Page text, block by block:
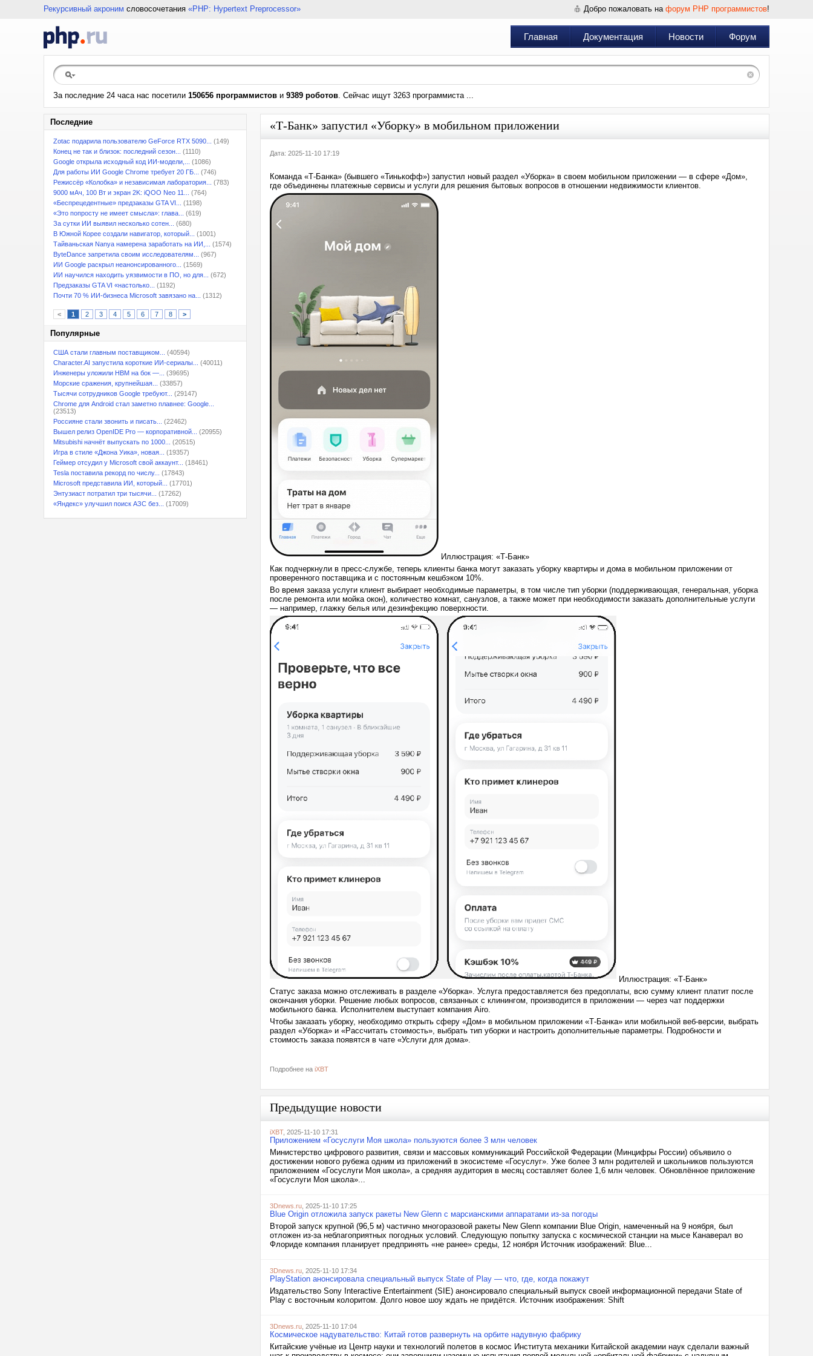
Рекурсивный акроним словосочетания «PHP: Hypertext Preprocessor» Добро пожаловать на форум PHP программистов!
Главная Документация Новости Форум
За последние 24 часа нас посетили 150656 программистов и 9389 роботов. Сейчас ищут 3263 программиста ...
Последние
Zotac подарила пользователю GeForce RTX 5090...
(149)
Конец не так и близок: последний сезон...
(1110)
Google открыла исходный код ИИ-модели,...
(1086)
Для работы ИИ Google Chrome требует 20 ГБ...
(746)
Режиссёр «Колобка» и независимая лаборатория...
(783)
9000 мАч, 100 Вт и экран 2K: iQOO Neo 11...
(764)
«Беспрецедентные» предзаказы GTA VI...
(1198)
«Это попросту не имеет смысла»: глава...
(619)
За сутки ИИ выявил несколько сотен...
(680)
В Южной Корее создали навигатор, который...
(1001)
Тайваньская Nanya намерена заработать на ИИ,...
(1574)
ByteDance запретила своим исследователям...
(967)
ИИ Google раскрыл неанонсированного...
(1569)
ИИ научился находить уязвимости в ПО, но для...
(672)
Предзаказы GTA VI «настолько...
(1192)
Почти 70 % ИИ-бизнеса Microsoft завязано на...
(1312)
< 1 2 3 4 5 6 7 8 >
Популярные
США стали главным поставщиком...
(40594)
Character.AI запустила короткие ИИ-сериалы...
(40011)
Инженеры уложили HBM на бок —...
(39695)
Морские сражения, крупнейшая...
(33857)
Тысячи сотрудников Google требуют...
(29147)
Chrome для Android стал заметно плавнее: Google...
(23513)
Россияне стали звонить и писать...
(22462)
Вышел релиз OpenIDE Pro — корпоративной...
(20955)
Mitsubishi начнёт выпускать по 1000...
(20515)
Игра в стиле «Джона Уика», новая...
(19357)
Геймер отсудил у Microsoft свой аккаунт...
(18461)
Tesla поставила рекорд по числу...
(17843)
Microsoft представила ИИ, который...
(17701)
Энтузиаст потратил три тысячи...
(17262)
«Яндекс» улучшил поиск АЗС без...
(17009)
«Т-Банк» запустил «Уборку» в мобильном приложении
Дата: 2025-11-10 17:19
Команда «Т-Банка» (бывшего «Тинькофф») запустил новый раздел «Уборка» в своем мобильном приложении — в сфере «Дом»,
где объединены платежные сервисы и услуги для решения бытовых вопросов в отношении недвижимости клиентов.
Иллюстрация: «Т-Банк»
Как подчеркнули в пресс-службе, теперь клиенты банка могут заказать уборку квартиры и дома в мобильном приложении от
проверенного поставщика и с постоянным кешбэком 10%.
Во время заказа услуги клиент выбирает необходимые параметры, в том числе тип уборки (поддерживающая, генеральная, уборка
после ремонта или мойка окон), количество комнат, санузлов, а также может при необходимости заказать дополнительные услуги
— например, глажку белья или дезинфекцию поверхности.
Иллюстрация: «Т-Банк»
Статус заказа можно отслеживать в разделе «Уборка». Услуга предоставляется без предоплаты, всю сумму клиент платит после
окончания уборки. Решение любых вопросов, связанных с клинингом, производится в приложении — через чат поддержки
мобильного банка. Исполнителем выступает компания Airo.
Чтобы заказать уборку, необходимо открыть сферу «Дом» в мобильном приложении «Т-Банка» или мобильной веб-версии, выбрать
раздел «Уборка» и «Рассчитать стоимость», выбрать тип уборки и настроить дополнительные параметры. Подробности и
стоимость заказа появятся в чате «Услуги для дома».
Подробнее на iXBT
Предыдущие новости
iXBT, 2025-11-10 17:31
Приложением «Госуслуги Моя школа» пользуются более 3 млн человек
Министерство цифрового развития, связи и массовых коммуникаций Российской Федерации (Минцифры России) объявило о
достижении нового рубежа одним из приложений в экосистеме «Госуслуг». Уже более 3 млн родителей и школьников пользуются
приложением «Госуслуги Моя школа», а средняя аудитория в месяц составляет более 1,6 млн человек. Обновлённое приложение
«Госуслуги Моя школа»...
3Dnews.ru , 2025-11-10 17:25
Blue Origin отложила запуск ракеты New Glenn с марсианскими аппаратами из-за погоды
Второй запуск крупной (96,5 м) частично многоразовой ракеты New Glenn компании Blue Origin, намеченный на 9 ноября, был
отложен из-за неблагоприятных погодных условий. Следующую попытку запуска с космической станции на мысе Канаверал во
Флориде компания планирует предпринять «не ранее» среды, 12 ноября Источник изображений: Blue...
3Dnews.ru , 2025-11-10 17:34
PlayStation анонсировала специальный выпуск State of Play — что, где, когда покажут
Издательство Sony Interactive Entertainment (SIE) анонсировало специальный выпуск своей информационной передачи State of
Play c восточным колоритом. Долго новое шоу ждать не придётся. Источник изображения: Shift
3Dnews.ru , 2025-11-10 17:04
Космическое надувательство: Китай готов развернуть на орбите надувную фабрику
Китайские учёные из Центр науки и технологий полетов в космос Института механики Китайской академии наук сделали важный